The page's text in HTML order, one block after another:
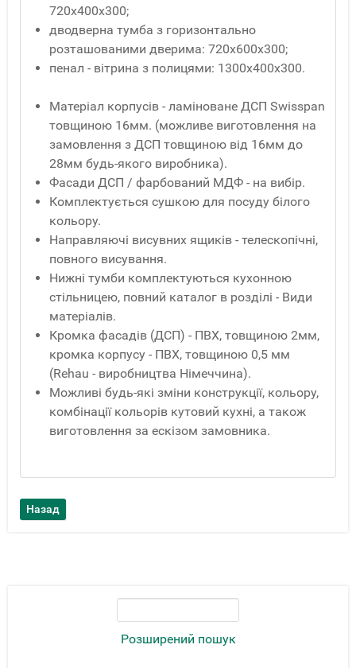
Розширений пошук
720х400х300;
дводверна тумба з горизонтально
розташованими дверима: 720х600х300;
пенал - вітрина з полицями: 1300х400х300.
Матеріал корпусів - ламіноване ДСП Swisspan
товщиною 16мм. (можливе виготовлення на
замовлення з ДСП товщиною від 16мм до
28мм будь-якого виробника).
Фасади ДСП / фарбований МДФ - на вибір.
Комплектується сушкою для посуду білого
кольору.
Направляючі висувних ящиків - телескопічні,
повного висування.
Нижні тумби комплектуються кухонною
стільницею, повний каталог в розділі - Види
матеріалів.
Кромка фасадів (ДСП) - ПВХ, товщиною 2мм,
кромка корпусу - ПВХ, товщиною 0,5 мм
(Rehau - виробництва Німеччина).
Можливі будь-які зміни конструкції, кольору,
комбінації кольорів кутовий кухні, а також
виготовлення за ескізом замовника.